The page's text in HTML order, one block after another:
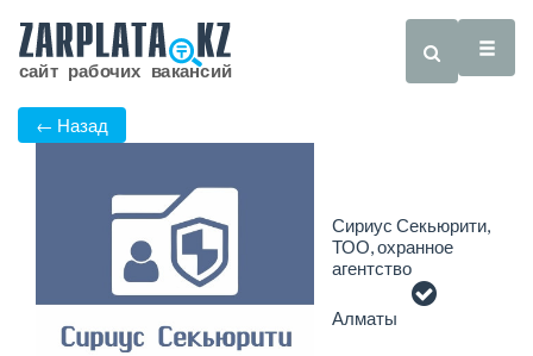
← Назад
Сириус Секьюрити,
ТОО, охранное
агентство
Алматы